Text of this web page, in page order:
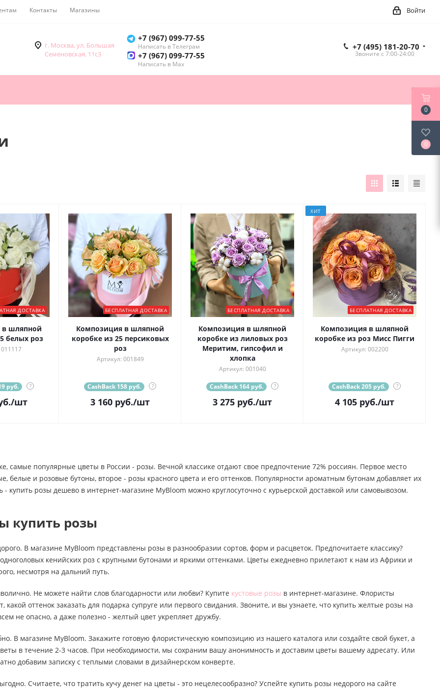
Контакты Магазины Войти
г. Москва, ул. Большая
Семеновская, 11с3
+7 (967) 099-77-55
Написать в Телеграм
+7 (967) 099-77-55
Написать в Мах
+7 (495) 181-20-70
Звоните c 7:00-24:00
ДОСТАВКА
в шляпной
белых роз
руб. ?
/шт
БЕСПЛАТНАЯ ДОСТАВКА
Композиция в шляпной
коробке из 25 персиковых
роз
Артикул: 001849
CashBack 158 руб. ?
3 160 руб./шт
БЕСПЛАТНАЯ ДОСТАВКА
Композиция в шляпной
коробке из лиловых роз
Меритим, гипсофил и
хлопка
Артикул: 001040
CashBack 164 руб. ?
3 275 руб./шт
ХИТ
БЕСПЛАТНАЯ ДОСТАВКА
Композиция в шляпной
коробке из роз Мисс Пигги
Артикул: 002200
CashBack 205 руб. ?
4 105 руб./шт
самые популярные цветы в России - розы. Вечной классике отдают свое предпочтение 72% россиян. Первое место
белые и розовые бутоны, второе - розы красного цвета и его оттенков. Популярности ароматным бутонам добавляет их
- купить розы дешево в интернет-магазине MyBloom можно круглосуточно с курьерской доставкой или самовывозом.
купить розы
В магазине MyBloom представлены розы в разнообразии сортов, форм и расцветок. Предпочитаете классику?
одноголовых кенийских роз с крупными бутонами и яркими оттенками. Цветы ежедневно прилетают к нам из Африки и
несмотря на дальний путь.
Не можете найти слов благодарности или любви? Купите кустовые розы в интернет-магазине. Флористы
какой оттенок заказать для подарка супруге или первого свидания. Звоните, и вы узнаете, что купить желтые розы на
не опасно, а даже полезно - желтый цвет укрепляет дружбу.
В магазине MyBloom. Закажите готовую флористическую композицию из нашего каталога или создайте свой букет, а
в течение 2-3 часов. При необходимости, мы сохраним вашу анонимность и доставим цветы вашему адресату. Или
добавим записку с теплыми словами в дизайнерском конверте.
Считаете, что тратить кучу денег на цветы - это нецелесообразно? Успейте купить розы недорого на сайте
0
0